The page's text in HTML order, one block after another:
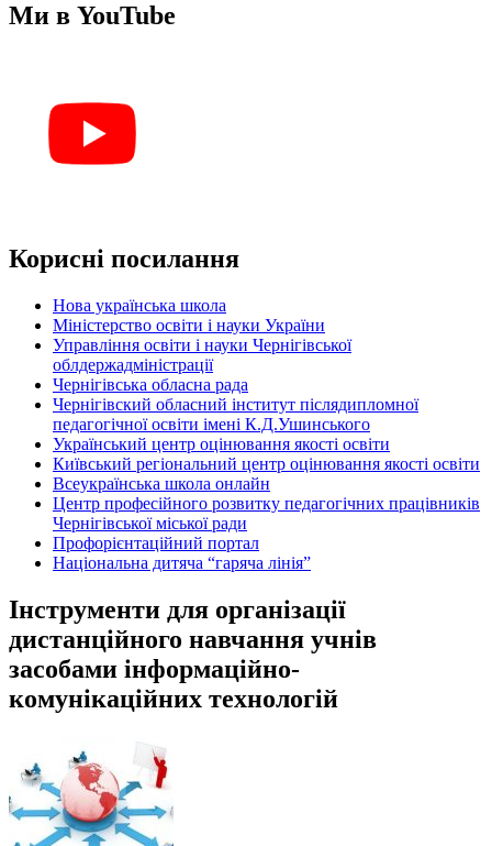
Ми в YouTube
Корисні посилання
Нова українська школа
Міністерство освіти і науки України
Управління освіти і науки Чернігівської
облдержадміністрації
Чернігівська обласна рада
Чернігівский обласний інститут післядипломної
педагогічної освіти імені К.Д.Ушинського
Український центр оцінювання якості освіти
Київський регіональний центр оцінювання якості освіти
Всеукраїнська школа онлайн
Центр професійного розвитку педагогічних працівників
Чернігівської міської ради
Профорієнтаційний портал
Національна дитяча “гаряча лінія”
Інструменти для організації
дистанційного навчання учнів
засобами інформаційно-
комунікаційних технологій